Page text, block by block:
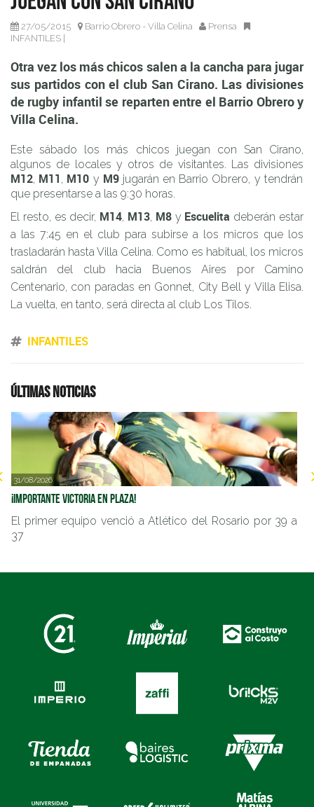
infantil se reparten entre el Barrio Obrero y Villa Celina.
27/05/2015 Barrio Obrero - Villa Celina
Prensa
INFANTILES
Otra vez los más chicos salen a la cancha para jugar
sus partidos con el club San Cirano. Las divisiones
de rugby infantil se reparten entre el Barrio Obrero y
Villa Celina.
Este sábado los más chicos juegan con San Cirano,
algunos de locales y otros de visitantes. Las divisiones
M12, M11 , M10 y M9jugarán en Barrio Obrero, y tendrán
que presentarse a las 9:30 horas.
El resto, es decir, M14, M13, M8y Escuelita deberán estar
a las 7:45 en el club para subirse a los micros que los
trasladarán hasta Villa Celina. Como es habitual, los micros
saldrán del club hacia Buenos Aires por Camino
Centenario, con paradas en Gonnet, City Bell y Villa Elisa.
La vuelta, en tanto, será directa al club Los Tilos.
INFANTILES
Últimas noticias
31/08/2026
¡Importante victoria en Plaza!
El primer equipo venció a Atlético del Rosario por 39 a
37